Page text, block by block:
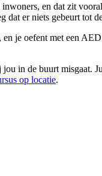
en dat zit
dat er niets gebeurt tot
je oefent met een
in de buurt misgaat.
op locatie.